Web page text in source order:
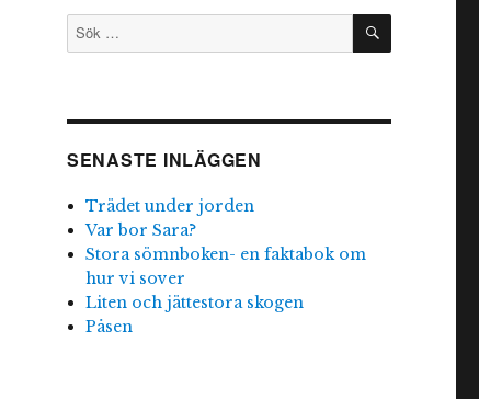
Sök
efter:
SÖK
SENASTE INLÄGGEN
Trädet under jorden
Var bor Sara?
Stora sömnboken- en faktabok om
hur vi sover
Liten och jättestora skogen
Påsen